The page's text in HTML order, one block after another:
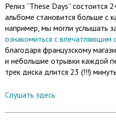
Релиз “These Days” состоится
альбоме становится больше с
например, мы могли услышать
ознакомиться с впечатляющим
благодаря французскому
и небольшие отрывки каждой
трек диска длится 23 (!!!)
Слушать здесь